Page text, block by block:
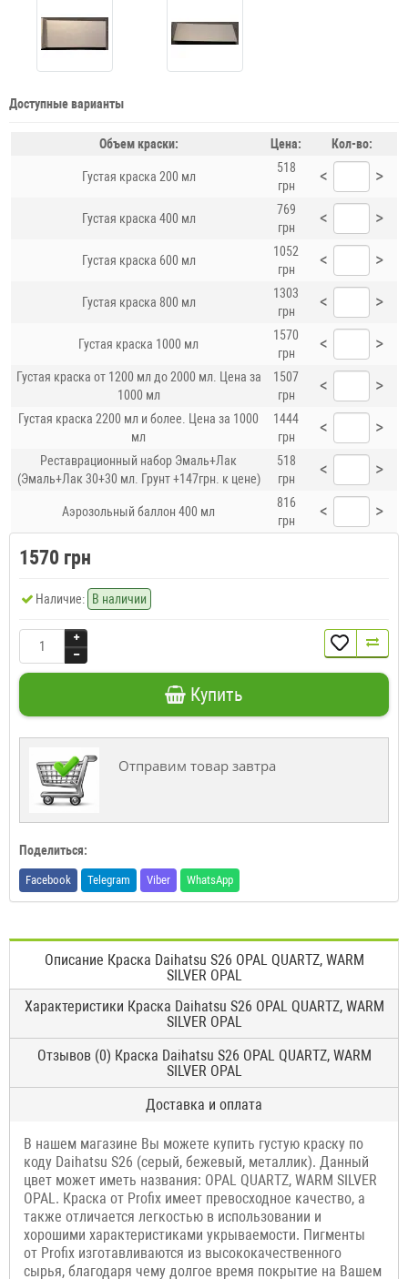
Доступные варианты
Объем краски: Цена: Кол-во:
Густая краска 200 мл
518
грн
< >
Густая краска 400 мл
769
грн
< >
Густая краска 600 мл
1052
грн
< >
Густая краска 800 мл
1303
грн
< >
Густая краска 1000 мл
1570
грн
< >
Густая краска от 1200 мл до 2000 мл. Цена за
1000 мл
1507
грн
< >
Густая краска 2200 мл и более. Цена за 1000
мл
1444
грн
< >
Реставрационный набор Эмаль+Лак
(Эмаль+Лак 30+30 мл. Грунт +147грн. к цене)
518
грн
< >
Аэрозольный баллон 400 мл
816
грн
< >
1570 грн
Наличие: В наличии
Купить
Отправим товар завтра
Поделиться:
Facebook Telegram Viber WhatsApp
Описание Краска Daihatsu S26 OPAL QUARTZ, WARM
SILVER OPAL
Характеристики Краска Daihatsu S26 OPAL QUARTZ, WARM
SILVER OPAL
Отзывов (0) Краска Daihatsu S26 OPAL QUARTZ, WARM
SILVER OPAL
Доставка и оплата
В нашем магазине Вы можете купить густую краску по
коду Daihatsu S26 (серый, бежевый, металлик). Данный
цвет может иметь названия: OPAL QUARTZ, WARM SILVER
OPAL. Краска от Profix имеет превосходное качество, а
также отличается легкостью в использовании и
хорошими характеристиками укрываемости. Пигменты
от Profix изготавливаются из высококачественного
сырья, благодаря чему долгое время покрытие на Вашем